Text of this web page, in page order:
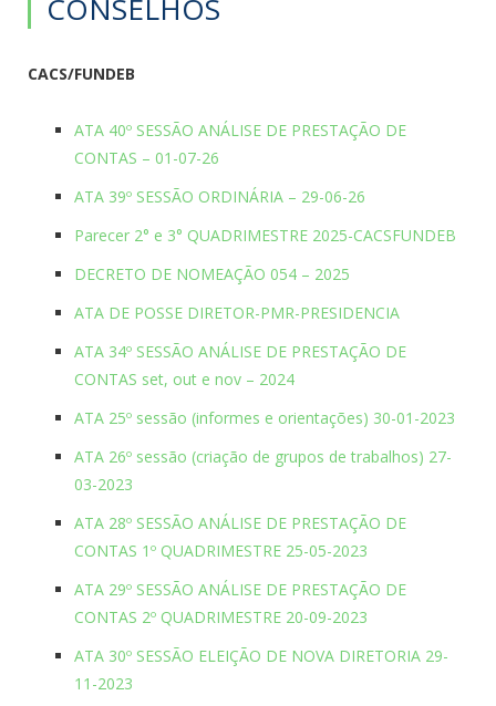
CONSELHOS
CACS/FUNDEB
ATA 40º SESSÃO ANÁLISE DE PRESTAÇÃO DE
CONTAS – 01-07-26
ATA 39º SESSÃO ORDINÁRIA – 29-06-26
Parecer 2° e 3° QUADRIMESTRE 2025-CACSFUNDEB
DECRETO DE NOMEAÇÃO 054 – 2025
ATA DE POSSE DIRETOR-PMR-PRESIDENCIA
ATA 34º SESSÃO ANÁLISE DE PRESTAÇÃO DE
CONTAS set, out e nov – 2024
ATA 25º sessão (informes e orientações) 30-01-2023
ATA 26º sessão (criação de grupos de trabalhos) 27-
03-2023
ATA 28º SESSÃO ANÁLISE DE PRESTAÇÃO DE
CONTAS 1º QUADRIMESTRE 25-05-2023
ATA 29º SESSÃO ANÁLISE DE PRESTAÇÃO DE
CONTAS 2º QUADRIMESTRE 20-09-2023
ATA 30º SESSÃO ELEIÇÃO DE NOVA DIRETORIA 29-
11-2023